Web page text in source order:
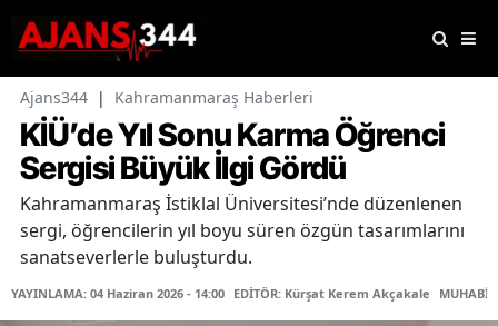
Ajans344 | Kahramanmaraş Haberleri
KİÜ’de Yıl Sonu Karma Öğrenci
Sergisi Büyük İlgi Gördü
Kahramanmaraş İstiklal Üniversitesi’nde düzenlenen
sergi, öğrencilerin yıl boyu süren özgün tasarımlarını
sanatseverlerle buluşturdu.
YAYINLAMA: 04 Haziran 2026 - 14:00 EDİTÖR: Kürşat Kerem Akçakale